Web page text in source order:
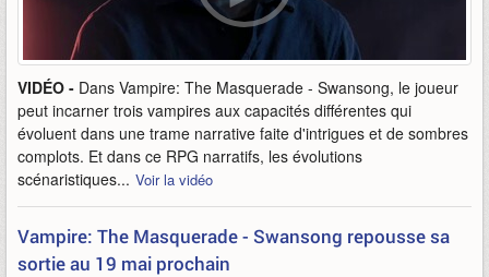
VIDÉO - Dans Vampire: The Masquerade - Swansong, le joueur
peut incarner trois vampires aux capacités différentes qui
évoluent dans une trame narrative faite d'intrigues et de sombres
complots. Et dans ce RPG narratifs, les évolutions
scénaristiques... Voir la vidéo
Vampire: The Masquerade - Swansong repousse sa
sortie au 19 mai prochain